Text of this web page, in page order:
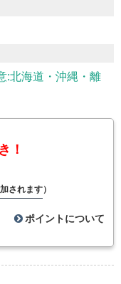
:北海道・沖縄・離
！
されます）
ポイントについて